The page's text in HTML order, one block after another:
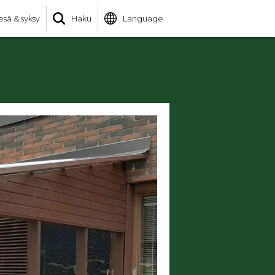
& syksy Haku Language